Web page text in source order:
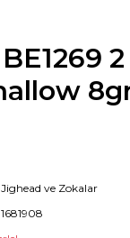
Jighead ve Zokalar
1681908